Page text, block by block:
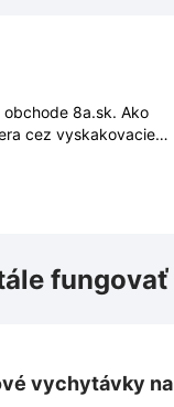
8a.sk. Ako
cez vyskakovacie
žiadne novinky, zľavy
fungovať
vychytávky na